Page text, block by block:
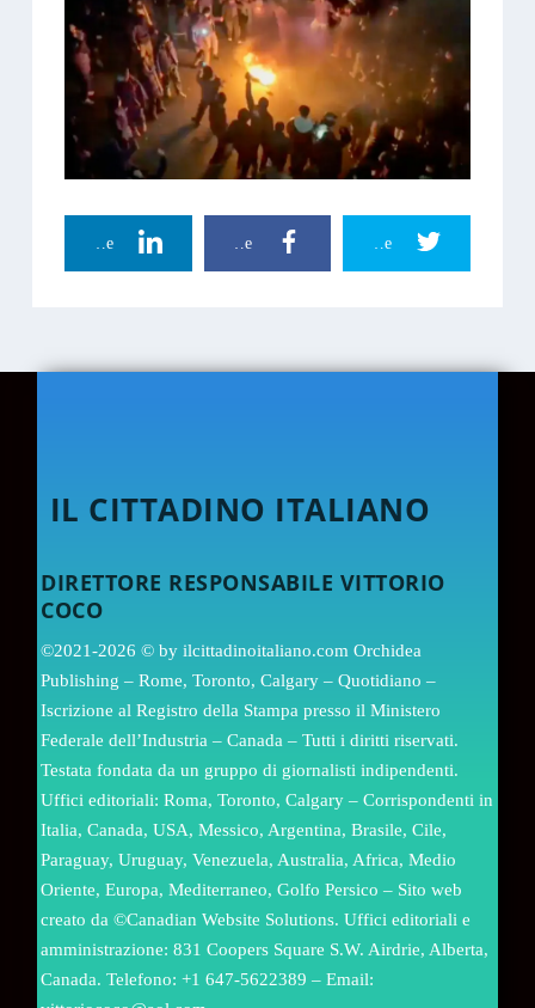
Twitter Share
Facebook Share
Linkedin Share
IL CITTADINO ITALIANO
DIRETTORE RESPONSABILE VITTORIO
COCO
©2021-2026 © by ilcittadinoitaliano.com Orchidea
Publishing – Rome, Toronto, Calgary – Quotidiano –
Iscrizione al Registro della Stampa presso il Ministero
Federale dell’Industria – Canada – Tutti i diritti riservati.
Testata fondata da un gruppo di giornalisti indipendenti.
Uffici editoriali: Roma, Toronto, Calgary – Corrispondenti in
Italia, Canada, USA, Messico, Argentina, Brasile, Cile,
Paraguay, Uruguay, Venezuela, Australia, Africa, Medio
Oriente, Europa, Mediterraneo, Golfo Persico – Sito web
creato da ©Canadian Website Solutions. Uffici editoriali e
amministrazione: 831 Coopers Square S.W. Airdrie, Alberta,
Canada. Telefono: +1 647-5622389 – Email: